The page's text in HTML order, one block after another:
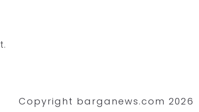
Copyright barganews.com 2026